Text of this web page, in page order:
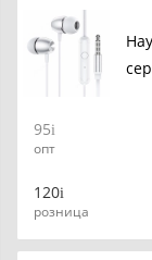
95
опт
120
розница